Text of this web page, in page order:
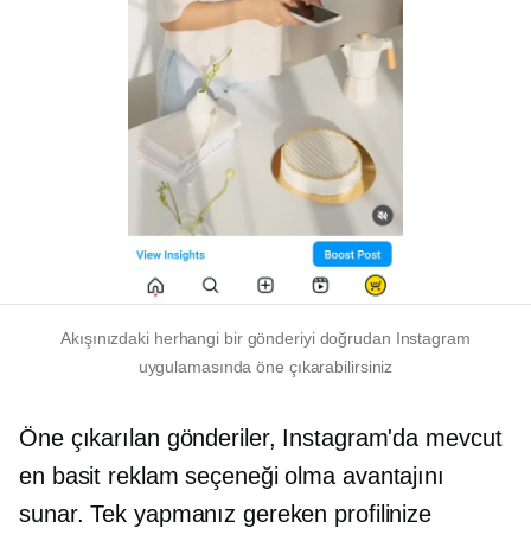
Akışınızdaki herhangi bir gönderiyi doğrudan Instagram
uygulamasında öne çıkarabilirsiniz
Öne çıkarılan gönderiler, Instagram'da mevcut
en basit reklam seçeneği olma avantajını
sunar. Tek yapmanız gereken profilinize